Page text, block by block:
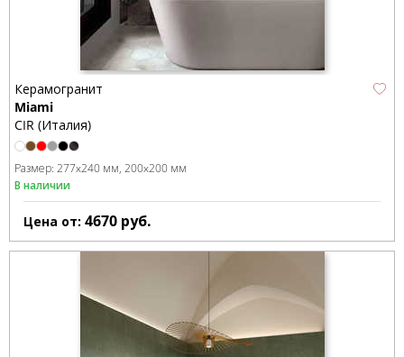
Керамогранит
Miami
CIR (Италия)
Размер: 277x240 мм 200x200 мм
В наличии
Цена от: 4670 руб.